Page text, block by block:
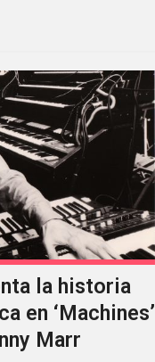
la historia
en ‘Machines’
Marr